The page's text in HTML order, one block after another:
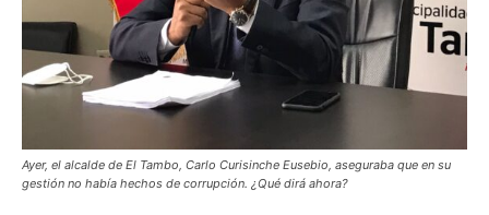
Ayer, el alcalde de El Tambo, Carlo Curisinche Eusebio, aseguraba que en su
gestión no había hechos de corrupción. ¿Qué dirá ahora?